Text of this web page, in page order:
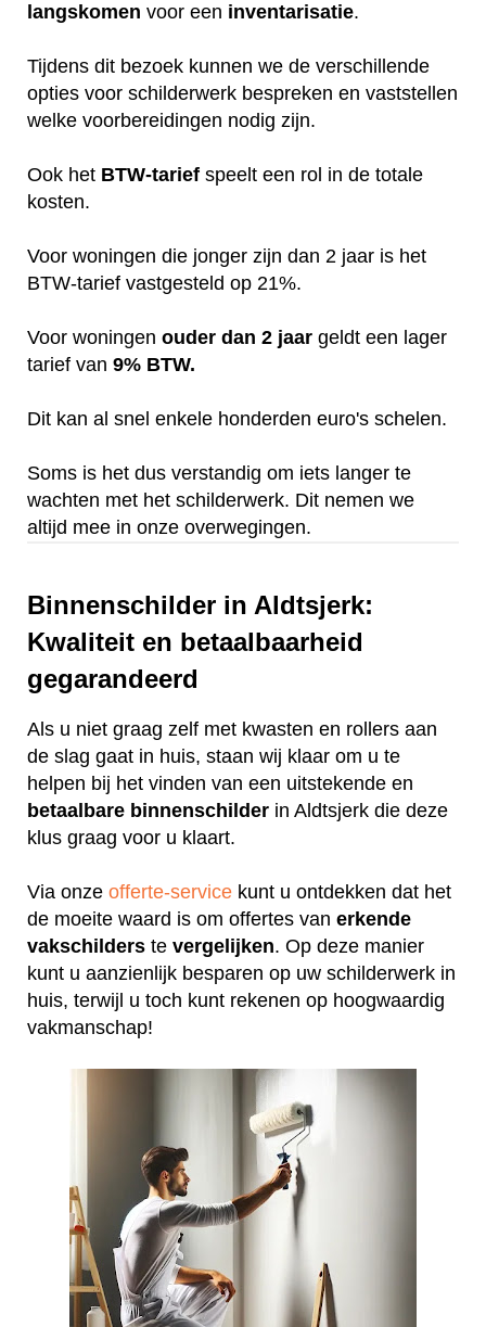
langskomen voor een inventarisatie.
Tijdens dit bezoek kunnen we de verschillende
opties voor schilderwerk bespreken en vaststellen
welke voorbereidingen nodig zijn.
Ook het BTW-tarief speelt een rol in de totale
kosten.
Voor woningen die jonger zijn dan 2 jaar is het
BTW-tarief vastgesteld op 21%.
Voor woningen ouder dan 2 jaar geldt een lager
tarief van 9% BTW.
Dit kan al snel enkele honderden euro's schelen.
Soms is het dus verstandig om iets langer te
wachten met het schilderwerk. Dit nemen we
altijd mee in onze overwegingen.
Binnenschilder in Aldtsjerk:
Kwaliteit en betaalbaarheid
gegarandeerd
Als u niet graag zelf met kwasten en rollers aan
de slag gaat in huis, staan wij klaar om u te
helpen bij het vinden van een uitstekende en
betaalbare binnenschilder in Aldtsjerk die deze
klus graag voor u klaart.
Via onze offerte-service kunt u ontdekken dat het
de moeite waard is om offertes van erkende
vakschilders te vergelijken. Op deze manier
kunt u aanzienlijk besparen op uw schilderwerk in
huis, terwijl u toch kunt rekenen op hoogwaardig
vakmanschap!